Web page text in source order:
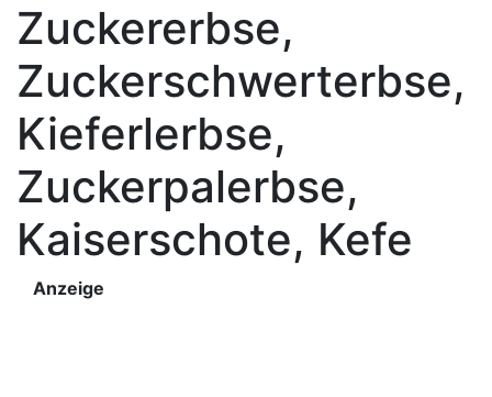
Zuckererbse,
Zuckerschwerterbse,
Kieferlerbse,
Zuckerpalerbse,
Kaiserschote, Kefe
Anzeige